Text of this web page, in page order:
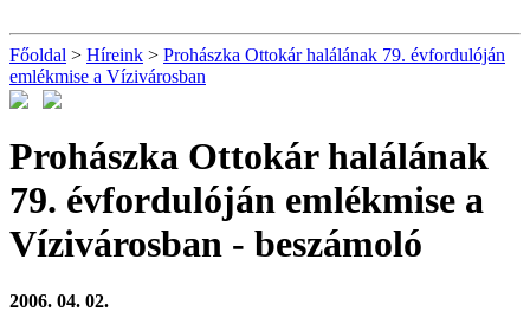
Főoldal > Híreink > Prohászka Ottokár halálának 79. évfordulóján
emlékmise a Vízivárosban
Prohászka Ottokár halálának
79. évfordulóján emlékmise a
Vízivárosban - beszámoló
2006. 04. 02.